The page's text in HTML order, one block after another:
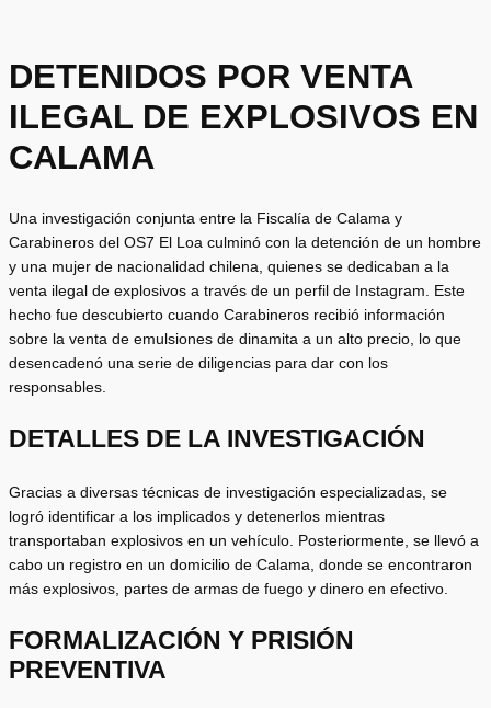
DETENIDOS POR VENTA
ILEGAL DE EXPLOSIVOS EN
CALAMA
Una investigación conjunta entre la Fiscalía de Calama y
Carabineros del OS7 El Loa culminó con la detención de un hombre
y una mujer de nacionalidad chilena, quienes se dedicaban a la
venta ilegal de explosivos a través de un perfil de Instagram. Este
hecho fue descubierto cuando Carabineros recibió información
sobre la venta de emulsiones de dinamita a un alto precio, lo que
desencadenó una serie de diligencias para dar con los
responsables.
DETALLES DE LA INVESTIGACIÓN
Gracias a diversas técnicas de investigación especializadas, se
logró identificar a los implicados y detenerlos mientras
transportaban explosivos en un vehículo. Posteriormente, se llevó a
cabo un registro en un domicilio de Calama, donde se encontraron
más explosivos, partes de armas de fuego y dinero en efectivo.
FORMALIZACIÓN Y PRISIÓN
PREVENTIVA